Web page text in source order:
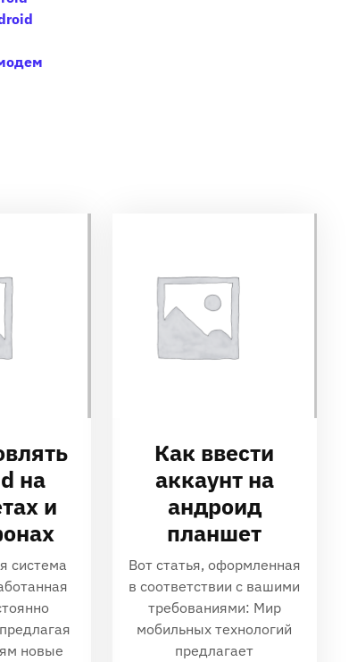
на
и
система
новые
Как ввести
аккаунт на
андроид
планшет
Вот статья‚ оформленная
в соответствии с вашими
требованиями: Мир
мобильных технологий
предлагает